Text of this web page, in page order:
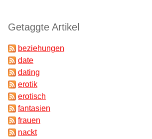
Getaggte Artikel
beziehungen
date
dating
erotik
erotisch
fantasien
frauen
nackt